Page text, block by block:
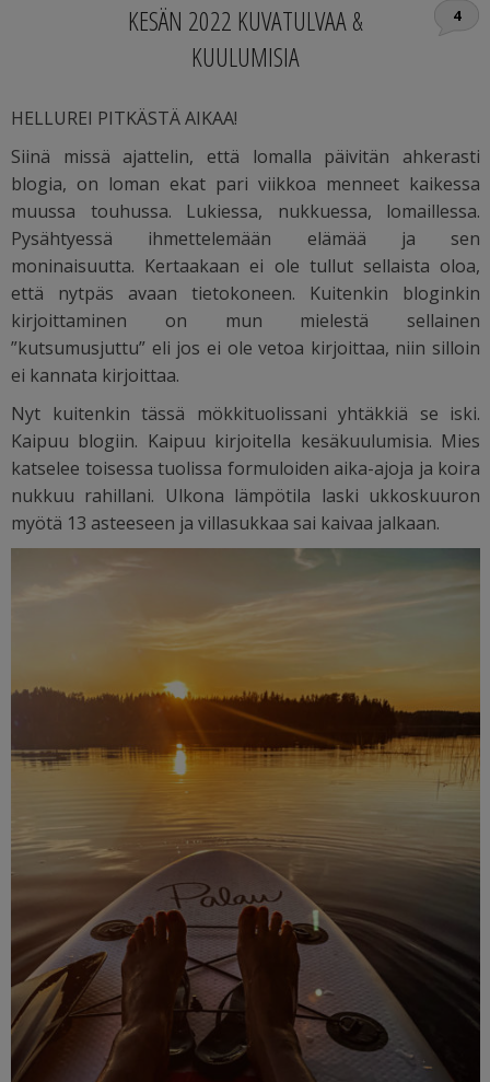
KESÄN 2022 KUVATULVAA &
KUULUMISIA
4
HELLUREI PITKÄSTÄ AIKAA!
Siinä missä ajattelin, että lomalla päivitän ahkerasti
blogia, on loman ekat pari viikkoa menneet kaikessa
muussa touhussa. Lukiessa, nukkuessa, lomaillessa.
Pysähtyessä ihmettelemään elämää ja sen
moninaisuutta. Kertaakaan ei ole tullut sellaista oloa,
että nytpäs avaan tietokoneen. Kuitenkin bloginkin
kirjoittaminen on mun mielestä sellainen
”kutsumusjuttu” eli jos ei ole vetoa kirjoittaa, niin silloin
ei kannata kirjoittaa.
Nyt kuitenkin tässä mökkituolissani yhtäkkiä se iski.
Kaipuu blogiin. Kaipuu kirjoitella kesäkuulumisia. Mies
katselee toisessa tuolissa formuloiden aika-ajoja ja koira
nukkuu rahillani. Ulkona lämpötila laski ukkoskuuron
myötä 13 asteeseen ja villasukkaa sai kaivaa jalkaan.